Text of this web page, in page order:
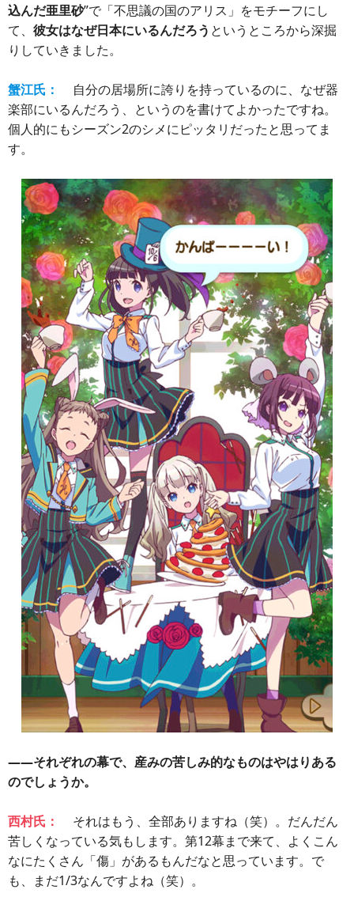
込んだ亜里砂”で「不思議の国のアリス」をモチーフにし
て、 彼女はなぜ日本にいるんだろう というところから深掘
りしていきました。
蟹江氏：
自分の居場所に誇りを持っているのに、なぜ器
楽部にいるんだろう、というのを書けてよかったですね。
個人的にもシーズン2のシメにピッタリだったと思ってま
す。
――それぞれの幕で、産みの苦しみ的なものはやはりある
のでしょうか。
西村氏：
それはもう、全部ありますね（笑）。だんだん
苦しくなっている気もします。第12幕まで来て、よくこん
なにたくさん「傷」があるもんだなと思っています。で
も、まだ1/3なんですよね（笑）。